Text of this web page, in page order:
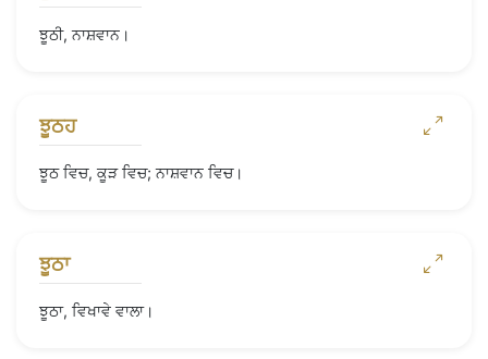
ਝੂਠੀ, ਨਾਸ਼ਵਾਨ।
ਝੂਠਹ
ਝੂਠ ਵਿਚ, ਕੂੜ ਵਿਚ; ਨਾਸ਼ਵਾਨ ਵਿਚ।
ਝੂਠਾ
ਝੂਠਾ, ਵਿਖਾਵੇ ਵਾਲਾ।